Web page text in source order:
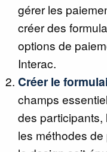
gérer les
créer des
options de
Interac.
Créer le
champs
des participants,
les méthodes